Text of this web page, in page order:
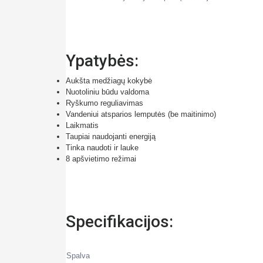
Ypatybės:
Aukšta medžiagų kokybė
Nuotoliniu būdu valdoma
Ryškumo reguliavimas
Vandeniui atsparios lemputės (be maitinimo)
Laikmatis
Taupiai naudojanti energiją
Tinka naudoti ir lauke
8 apšvietimo režimai
Specifikacijos:
Spalva